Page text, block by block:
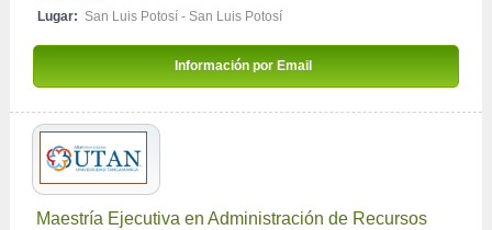
Lugar: San Luis Potosí - San Luis Potosí
Información por Email
Maestría Ejecutiva en Administración de Recursos